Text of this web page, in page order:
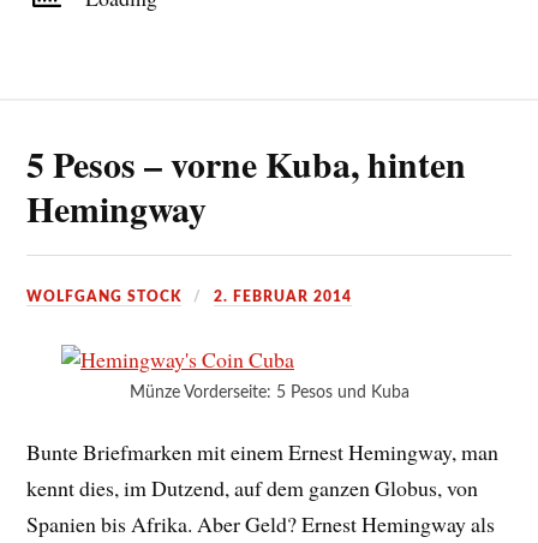
5 Pesos – vorne Kuba, hinten
Hemingway
WOLFGANG STOCK 2. FEBRUAR 2014
Münze Vorderseite: 5 Pesos und Kuba
Bunte Briefmarken mit einem Ernest Hemingway, man
kennt dies, im Dutzend, auf dem ganzen Globus, von
Spanien bis Afrika. Aber Geld? Ernest Hemingway als